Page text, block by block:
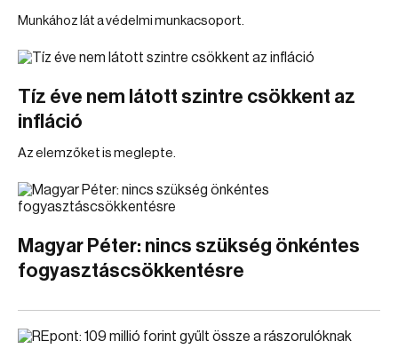
Munkához lát a védelmi munkacsoport.
Tíz éve nem látott szintre csökkent az
infláció
Az elemzőket is meglepte.
Magyar Péter: nincs szükség önkéntes
fogyasztáscsökkentésre